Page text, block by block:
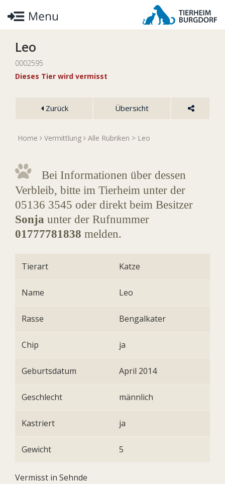
Leo
0002595
Dieses Tier wird vermisst
Zurück Übersicht
Home Vermittlung Alle Rubriken > Leo
Bei Informationen über dessen
Verbleib, bitte im Tierheim unter der
05136 3545 oder direkt beim Besitzer
Sonja unter der Rufnummer
01777781838 melden.
Tierart Katze
Name Leo
Rasse Bengalkater
Chip ja
Geburtsdatum April 2014
Geschlecht männlich
Kastriert ja
Gewicht 5
Vermisst in Sehnde